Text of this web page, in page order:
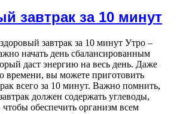
завтрак за 10 минут
завтрак за 10 минут Утро –
начать день сбалансированным
даст энергию на весь день. Даже
времени, вы можете приготовить
всего за 10 минут. Важно помнить,
должен содержать углеводы,
обеспечить организм всем